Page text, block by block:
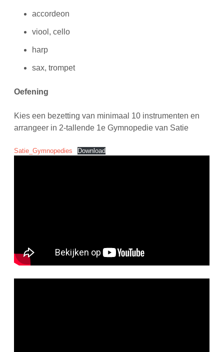
accordeon
viool, cello
harp
sax, trompet
Oefening
Kies een bezetting van minimaal 10 instrumenten en
arrangeer in 2-tallende 1e Gymnopedie van Satie
Satie_Gymnopedies Download